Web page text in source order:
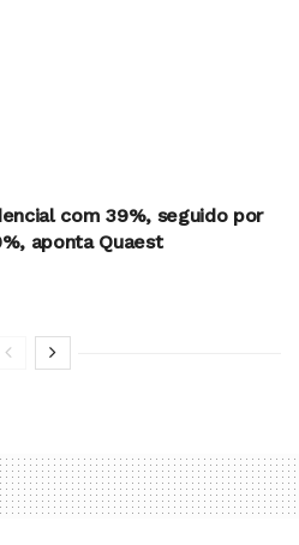
com 39%, seguido por
aponta Quaest